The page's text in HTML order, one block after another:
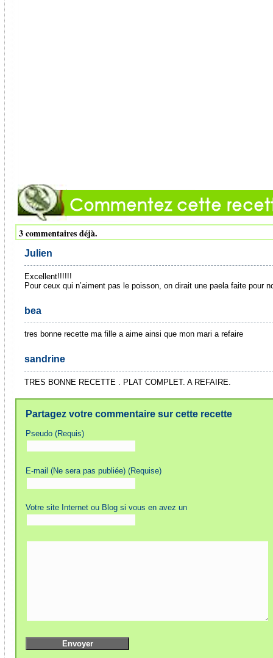
3 commentaires déjà.
Julien
Excellent!!!!!!
Pour ceux qui n’aiment pas le poisson, on dirait une paela faite pour
bea
tres bonne recette ma fille a aime ainsi que mon mari a refaire
sandrine
TRES BONNE RECETTE . PLAT COMPLET. A REFAIRE.
Partagez votre commentaire sur cette recette
Pseudo (Requis)
E-mail (Ne sera pas publiée) (Requise)
Votre site Internet ou Blog si vous en avez un